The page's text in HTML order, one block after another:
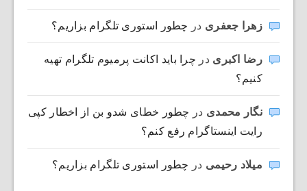
زهرا جعفری در چطور استوری تلگرام بزاریم؟
رضا اکبری در چرا باید اکانت پرمیوم تلگرام تهیه
کنیم؟
نگار محمدی در
چطور خطای شدو بن از اخطار کپی
رایت اینستاگرام رفع کنم؟
میلاد رحیمی در چطور استوری تلگرام بزاریم؟